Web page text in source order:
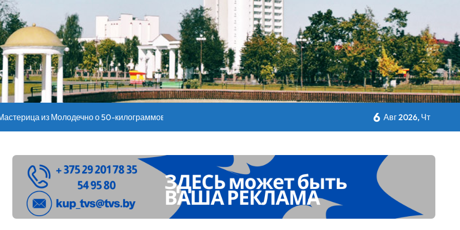
профилакториев. Лукашенко заслушал доклад главы Минсельхозпрода
из Молодечно о 50-килограммовом каравае для Дворца Независимости
детей с 1 сентября, рассказали в правительстве
– 05 08 2026
в Беларуси из-за жары
6 Авг 2026, Чт